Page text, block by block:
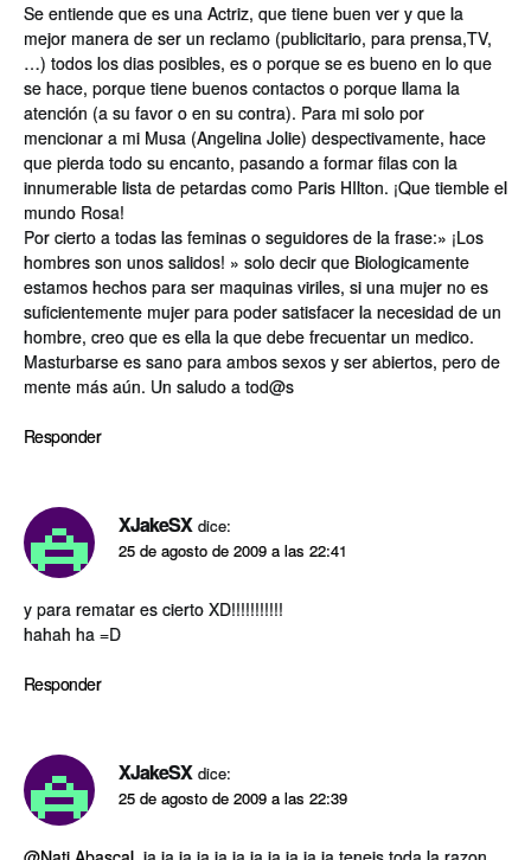
Se entiende que es una Actriz, que tiene buen ver y que la
mejor manera de ser un reclamo (publicitario, para prensa,TV,
…) todos los dias posibles, es o porque se es bueno en lo que
se hace, porque tiene buenos contactos o porque llama la
atención (a su favor o en su contra). Para mi solo por
mencionar a mi Musa (Angelina Jolie) despectivamente, hace
que pierda todo su encanto, pasando a formar filas con la
innumerable lista de petardas como Paris HIlton. ¡Que tiemble el
mundo Rosa!
Por cierto a todas las feminas o seguidores de la frase:» ¡Los
hombres son unos salidos! » solo decir que Biologicamente
estamos hechos para ser maquinas viriles, si una mujer no es
suficientemente mujer para poder satisfacer la necesidad de un
hombre, creo que es ella la que debe frecuentar un medico.
Masturbarse es sano para ambos sexos y ser abiertos, pero de
mente más aún. Un saludo a tod@s
Responder
XJakeSX dice:
25 de agosto de 2009 a las 22:41
y para rematar es cierto XD!!!!!!!!!!!
hahah ha =D
Responder
XJakeSX dice:
25 de agosto de 2009 a las 22:39